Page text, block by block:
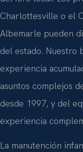
Charlottesville o el
Albemarle pueden
del estado. Nuestro
experiencia
asuntos complejos
desde 1997, y del
experiencia
La manutención